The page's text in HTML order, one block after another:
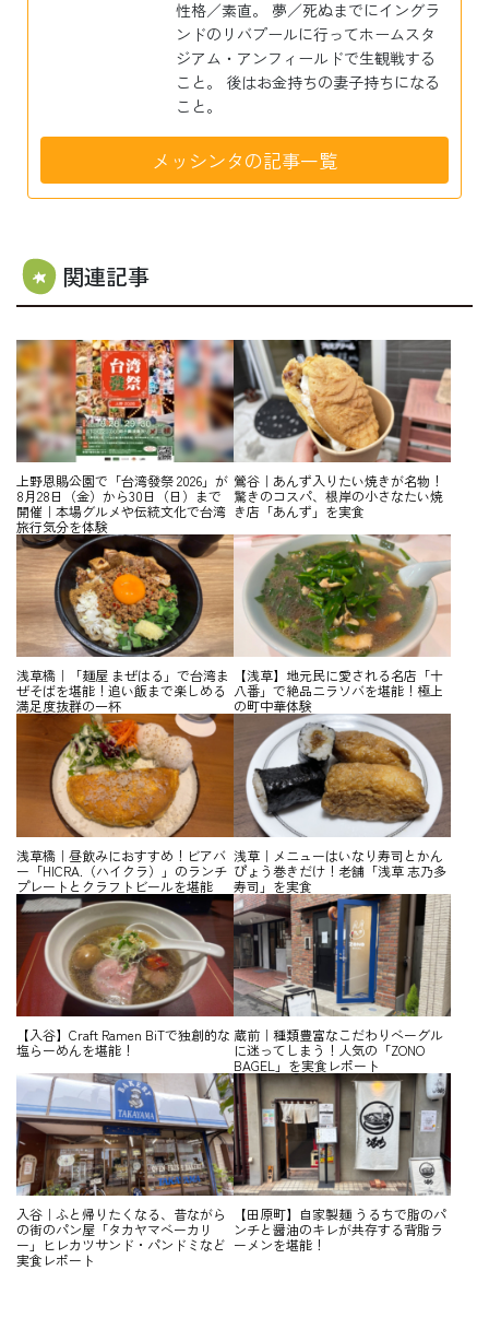
性格／素直。 夢／死ぬまでにイングラ
ンドのリバプールに行ってホームスタ
ジアム・アンフィールドで生観戦する
こと。 後はお金持ちの妻子持ちになる
こと。
メッシンタの記事一覧
関連記事
上野恩賜公園で「台湾發祭 2026」が
8月28日（金）から30日（日）まで
開催｜本場グルメや伝統文化で台湾
旅行気分を体験
鶯谷｜あんず入りたい焼きが名物！
驚きのコスパ、根岸の小さなたい焼
き店「あんず」を実食
浅草橋｜「麺屋 まぜはる」で台湾ま
ぜそばを堪能！追い飯まで楽しめる
満足度抜群の一杯
【浅草】地元民に愛される名店「十
八番」で絶品ニラソバを堪能！極上
の町中華体験
浅草橋｜昼飲みにおすすめ！ビアバ
ー「HICRA.（ハイクラ）」のランチ
プレートとクラフトビールを堪能
浅草｜メニューはいなり寿司とかん
ぴょう巻きだけ！老舗「浅草 志乃多
寿司」を実食
【入谷】Craft Ramen BiTで独創的な
塩らーめんを堪能！
蔵前｜種類豊富なこだわりベーグル
に迷ってしまう！人気の「ZONO
BAGEL」を実食レポート
入谷｜ふと帰りたくなる、昔ながら
の街のパン屋「タカヤマベーカリ
ー」ヒレカツサンド・パンドミなど
実食レポート
【田原町】自家製麺 うるちで脂のパ
ンチと醤油のキレが共存する背脂ラ
ーメンを堪能！